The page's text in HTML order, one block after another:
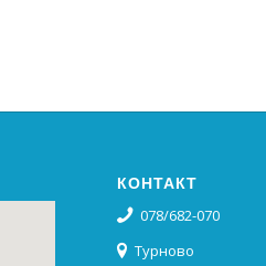
КОНТАКТ
078/682-070
Турново